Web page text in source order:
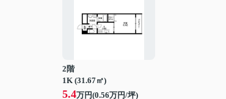
2階
1K (31.67㎡)
5.4万円(0.56万円/坪)